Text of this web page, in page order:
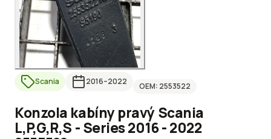
Scania 2016–2022 OEM: 2553522
Konzola kabíny pravý Scania
L,P,G,R,S - Series 2016 - 2022